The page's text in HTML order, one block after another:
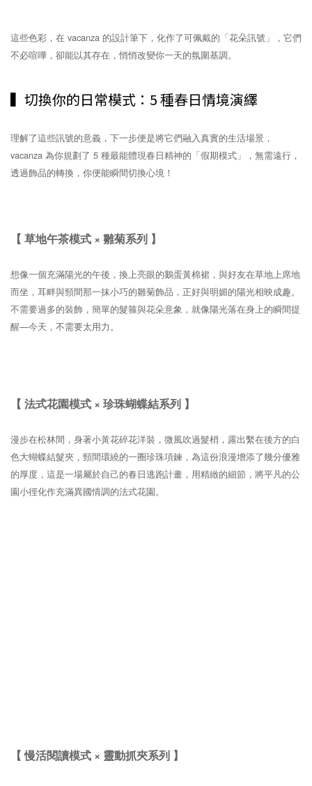
這些色彩，在 vacanza 的設計筆下，化作了可佩戴的「花朵訊號」，它們
不必喧嘩，卻能以其存在，悄悄改變你一天的氛圍基調。
▍切換你的日常模式：5 種春日情境演繹
理解了這些訊號的意義，下一步便是將它們融入真實的生活場景，
vacanza 為你規劃了 5 種最能體現春日精神的「假期模式」，無需遠行，
透過飾品的轉換，你便能瞬間切換心境！
【 草地午茶模式 × 雛菊系列 】
想像一個充滿陽光的午後，換上亮眼的鵝蛋黃棉裙，與好友在草地上席地
而坐，耳畔與頸間那一抹小巧的雛菊飾品，正好與明媚的陽光相映成趣。
不需要過多的裝飾，簡單的髮箍與花朵意象，就像陽光落在身上的瞬間提
醒—今天，不需要太用力。
【 法式花園模式 × 珍珠蝴蝶結系列 】
漫步在松林間，身著小黃花碎花洋裝，微風吹過髮梢，露出繫在後方的白
色大蝴蝶結髮夾，頸間環繞的一圈珍珠項鍊，為這份浪漫增添了幾分優雅
的厚度，這是一場屬於自己的春日逃跑計畫，用精緻的細節，將平凡的公
園小徑化作充滿異國情調的法式花園。
【 慢活閱讀模式 × 靈動抓夾系列 】